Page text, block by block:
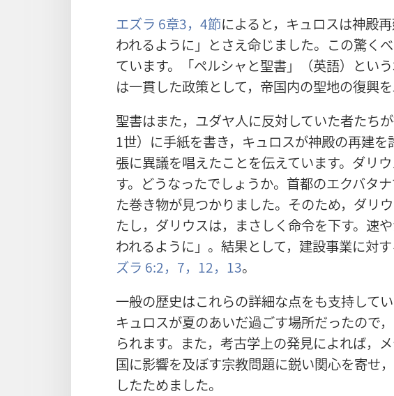
エズラ 6章3，4節によると，キュロスは神殿
われるように」とさえ命じました。この驚く
ています。
「ペルシャと聖書」（英語）とい
は一貫した政策として，帝国内の聖地の復興
聖書はまた，ユダヤ人に反対していた者たち
1世）に手紙を書き，キュロスが神殿の再建
張に異議を唱えたことを伝えています。ダリ
す。どうなったでしょうか。首都のエクバタ
た巻き物が見つかりました。そのため，ダリ
たし，ダリウスは，まさしく命令を下す。速
われるように」。結果として，建設事業に対す
ズラ 6:2， 7， 12，13。
一般の歴史はこれらの詳細な点をも支持して
キュロスが夏のあいだ過ごす場所だったので
られます。また，考古学上の発見によれば，
国に影響を及ぼす宗教問題に鋭い関心を寄せ
したためました。